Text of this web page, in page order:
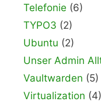
Telefonie (6)
TYPO3 (2)
Ubuntu (2)
Unser Admin
Vaultwarden (5)
Virtualization (4)